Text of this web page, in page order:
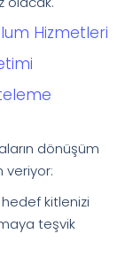
Hizmetleri
dönüşüm
veriyor:
kitlenizi
teşvik